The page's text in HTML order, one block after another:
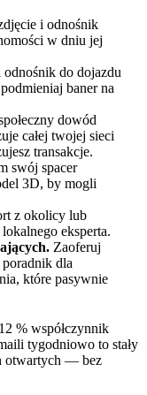
i odnośnik
w dniu jej
odnośnik do dojazdu
baner na
dowód
całej twojej sieci
transakcje.
swój spacer
3D, by mogli
z okolicy lub
eksperta.
Zaoferuj
poradnik dla
które pasywnie
% współczynnik
tygodniowo to stały
otwartych — bez